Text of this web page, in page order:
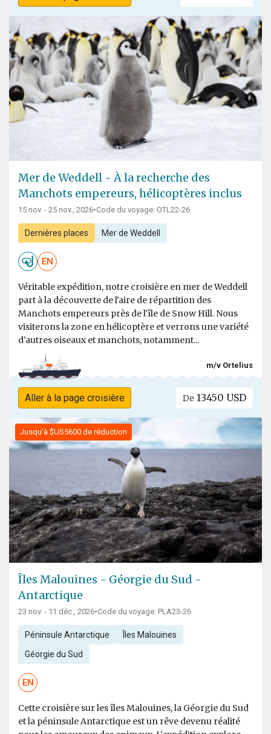
Mer de Weddell - À la recherche des
Manchots empereurs, hélicoptères inclus
15 nov. - 25 nov., 2026•Code du voyage: OTL22-26
Dernières places Mer de Weddell
EN
Véritable expédition, notre croisière en mer de Weddell
part à la découverte de l'aire de répartition des
Manchots empereurs près de l'île de Snow Hill. Nous
visiterons la zone en hélicoptère et verrons une variété
d'autres oiseaux et manchots, notamment...
m/v Ortelius
Aller à la page croisière De 13450 USD
Jusqu'à $US5600 de réduction
Îles Malouines - Géorgie du Sud -
Antarctique
23 nov. - 11 déc., 2026•Code du voyage: PLA23-26
Péninsule Antarctique Îles Malouines
Géorgie du Sud
EN
Cette croisière sur les îles Malouines, la Géorgie du Sud
et la péninsule Antarctique est un rêve devenu réalité